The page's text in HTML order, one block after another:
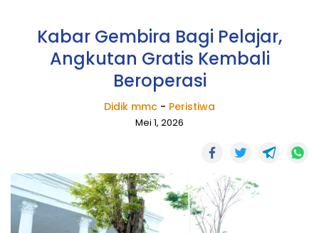
Kabar Gembira Bagi Pelajar,
Angkutan Gratis Kembali
Beroperasi
Didik mmc - Peristiwa
Mei 1, 2026